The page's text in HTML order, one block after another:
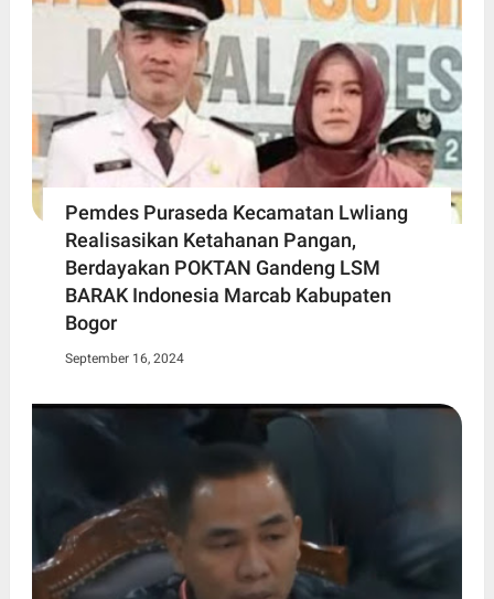
Pemdes Puraseda Kecamatan Lwliang
Realisasikan Ketahanan Pangan,
Berdayakan POKTAN Gandeng LSM
BARAK Indonesia Marcab Kabupaten
Bogor
September 16, 2024